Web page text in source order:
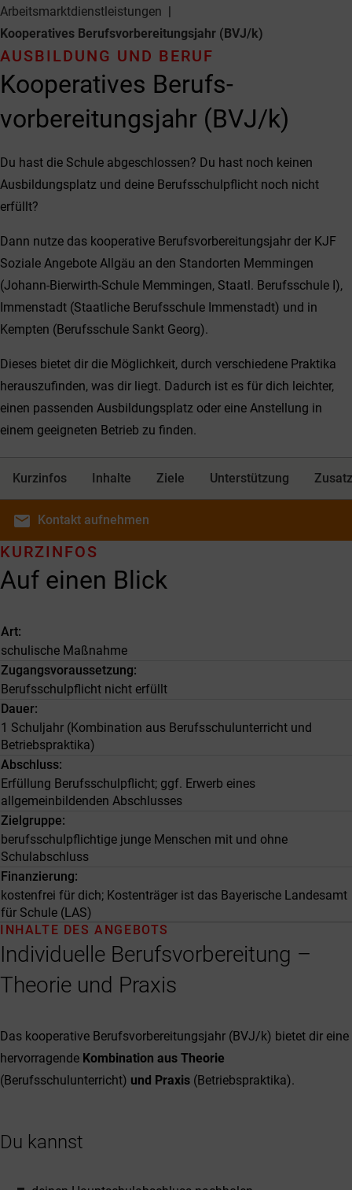
Arbeitsmarkt­dienstleistungen
Kooperatives Berufs­vorbereitungs­jahr (BVJ/k)
Kooperatives Berufs­
vorbereitungs­jahr (BVJ/k)
AUSBILDUNG UND BERUF
Du hast die Schule abgeschlossen? Du hast noch keinen
Ausbildungsplatz und deine Berufsschulpflicht noch nicht
erfüllt?
Dann nutze das kooperative Berufsvorbereitungsjahr der KJF
Soziale Angebote Allgäu an den Standorten Memmingen
(Johann-Bierwirth-Schule Memmingen, Staatl. Berufsschule I),
Immenstadt (Staatliche Berufsschule Immenstadt) und in
Kempten (Berufsschule Sankt Georg).
Dieses bietet dir die Möglichkeit, durch verschiedene Praktika
herauszufinden, was dir liegt. Dadurch ist es für dich leichter,
einen passenden Ausbildungsplatz oder eine Anstellung in
einem geeigneten Betrieb zu finden.
Kurzinfos Inhalte Ziele Unterstützung
email Kontakt aufnehmen
Auf einen Blick
KURZINFOS
Art
schulische Maßnahme
Zugangsvoraussetzung
Berufsschulpflicht nicht erfüllt
Dauer
1 Schuljahr (Kombination aus Berufsschulunterricht und
Betriebspraktika)
Abschluss
Erfüllung Berufsschulpflicht; ggf. Erwerb eines
allgemeinbildenden Abschlusses
Zielgruppe
berufsschulpflichtige junge Menschen mit und ohne
Schulabschluss
Finanzierung
kostenfrei für dich; Kostenträger ist das Bayerische Landesamt
für Schule (LAS)
Individuelle Berufsvorbereitung –
Theorie und Praxis
INHALTE DES ANGEBOTS
Das kooperative Berufsvorbereitungsjahr (BVJ/k) bietet dir eine
hervorragende Kombination aus Theorie
(Berufsschulunterricht) und Praxis (Betriebspraktika).
Du kannst